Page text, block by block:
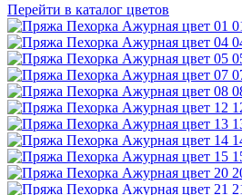
Перейти в каталог цветов